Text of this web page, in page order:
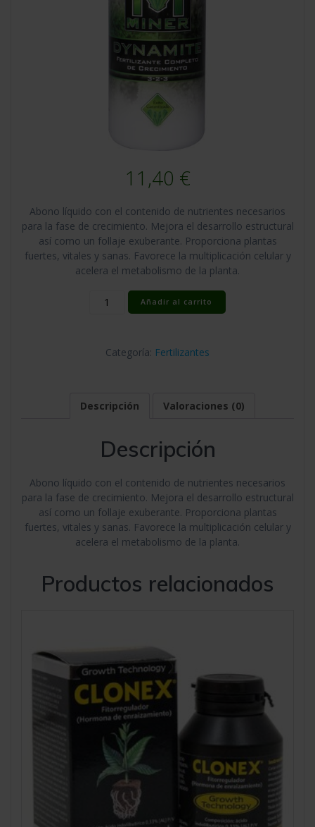
11,40 €
Abono líquido con el contenido de nutrientes necesarios
para la fase de crecimiento. Mejora el desarrollo estructural
así como un follaje exuberante. Proporciona plantas
fuertes, vitales y sanas. Favorece la multiplicación celular y
acelera el metabolismo de la planta.
Miner
Grow
L
cantidad
Añadir al carrito
Categoría: Fertilizantes
Descripción Valoraciones (0)
Descripción
Abono líquido con el contenido de nutrientes necesarios
para la fase de crecimiento. Mejora el desarrollo estructural
así como un follaje exuberante. Proporciona plantas
fuertes, vitales y sanas. Favorece la multiplicación celular y
acelera el metabolismo de la planta.
Productos relacionados